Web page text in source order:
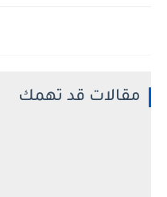
مقالات قد تهمك